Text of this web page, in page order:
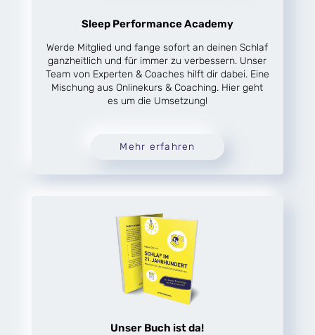
Sleep Performance Academy
Werde Mitglied und fange sofort an deinen Schlaf
ganzheitlich und für immer zu verbessern. Unser
Team von Experten & Coaches hilft dir dabei. Eine
Mischung aus Onlinekurs & Coaching. Hier geht
es um die Umsetzung!
Mehr erfahren
Unser Buch ist da!